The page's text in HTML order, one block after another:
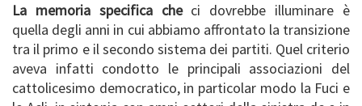
La memoria specifica che ci dovrebbe illuminare è
quella degli anni in cui abbiamo affrontato la transizione
tra il primo e il secondo sistema dei partiti. Quel criterio
aveva infatti condotto le principali associazioni del
cattolicesimo democratico, in particolar modo la Fuci e